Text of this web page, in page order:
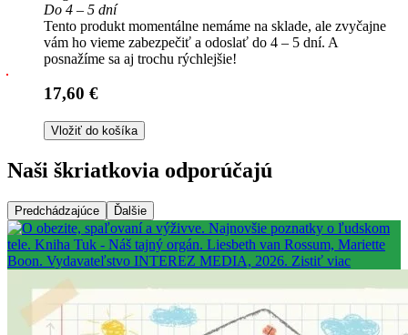
Do 4 – 5 dní
Tento produkt momentálne nemáme na sklade, ale zvyčajne
vám ho vieme zabezpečiť a odoslať do 4 – 5 dní. A
posnažíme sa aj trochu rýchlejšie!
17,60 €
Vložiť do košíka
Naši škriatkovia odporúčajú
Predchádzajúce Ďalšie